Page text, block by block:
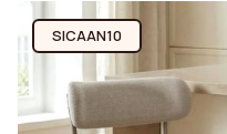
SICAAN10